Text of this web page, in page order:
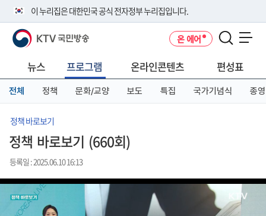
이 누리집은 대한민국 공식 전자정부 누리집입니다.
공식 누리집 주소 확인하기
니다.
이밖에 or.kr 또는 .kr등 다른 도메인 주소를 사용하고 있다면 아래 URL에
서 도메인 주소를 확인해 보세요
KTV 국민방송 온 에어
뉴스 프로그램 온라인콘텐츠 편성표
전체 정책 문화/교양 보도 특집 국가기념식 종영
정책 바로보기
정책 바로보기 (660회)
등록일 : 2025.06.10 16:13